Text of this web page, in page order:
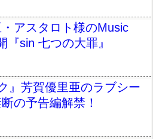
アスタロト様のMusic
『sin 七つの大罪』
』芳賀優里亜のラブシー
の予告編解禁！